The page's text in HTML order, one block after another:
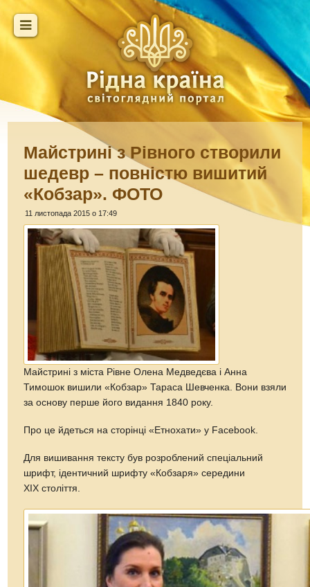
Майстрині з Рівного створили
шедевр – повністю вишитий
«Кобзар». ФОТО
11 листопада 2015 о 17:49
Майстрині з міста Рівне Олена Медведєва і Анна
Тимошок вишили «Кобзар» Тараса Шевченка. Вони взяли
за основу перше його видання 1840 року.
Про це йдеться на сторінці «Етнохати» у Facebook.
Для вишивання тексту був розроблений спеціальний
шрифт, ідентичний шрифту «Кобзаря» середини
XIX століття.